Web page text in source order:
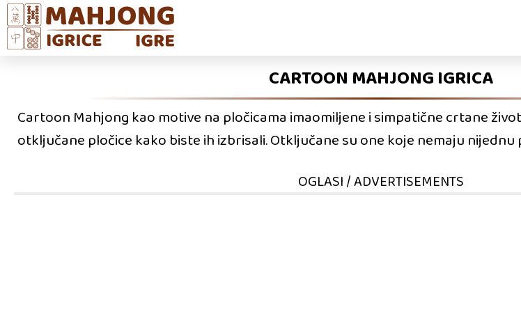
CARTOON MAHJONG IGRICA
Cartoon Mahjong kao motive na pločicama imaomiljene i simpatične crtane
otključane pločice kako biste ih izbrisali. Otključane su one koje nemaju nijednu
OGLASI / ADVERTISEMENTS